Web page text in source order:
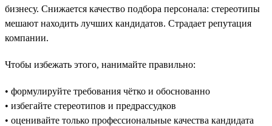
бизнесу. Снижается качество подбора персонала: стереотипы
мешают находить лучших кандидатов. Страдает репутация
компании.
Чтобы избежать этого, нанимайте правильно:
• формулируйте требования чётко и обоснованно
• избегайте стереотипов и предрассудков
• оценивайте только профессиональные качества кандидата